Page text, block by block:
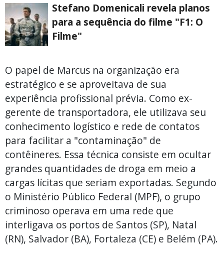
Stefano Domenicali revela planos
para a sequência do filme "F1: O
Filme"
O papel de Marcus na organização era
estratégico e se aproveitava de sua
experiência profissional prévia. Como ex-
gerente de transportadora, ele utilizava seu
conhecimento logístico e rede de contatos
para facilitar a "contaminação" de
contêineres. Essa técnica consiste em ocultar
grandes quantidades de droga em meio a
cargas lícitas que seriam exportadas. Segundo
o Ministério Público Federal (MPF), o grupo
criminoso operava em uma rede que
interligava os portos de Santos (SP), Natal
(RN), Salvador (BA), Fortaleza (CE) e Belém (PA).